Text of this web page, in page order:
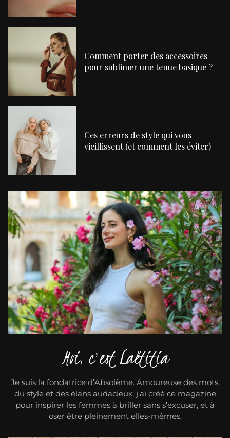
Comment porter des accessoires
pour sublimer une tenue basique ?
Ces erreurs de style qui vous
vieillissent (et comment les éviter)
Moi, c'est Laëtitia
Je suis la fondatrice d’Absolème. Amoureuse des mots,
du style et des élans audacieux, j'ai créé ce magazine
pour inspirer les femmes à briller sans s’excuser, et à
oser être pleinement elles-mêmes.